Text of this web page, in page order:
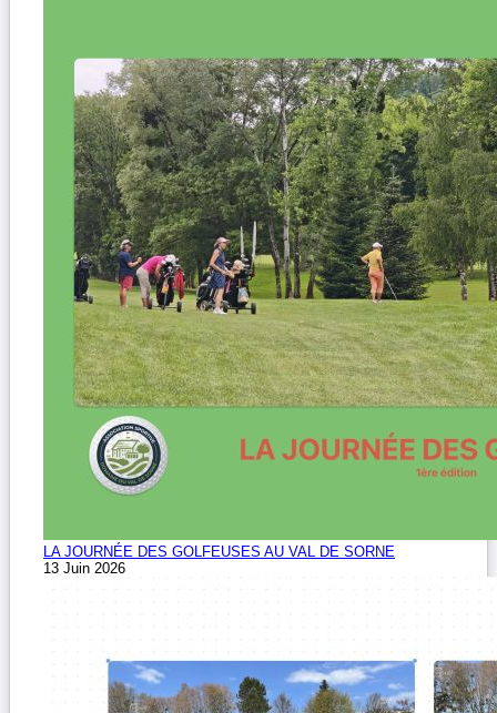
LA JOURNÉE DES GOLFEUSES AU VAL DE SORNE
13 Juin 2026